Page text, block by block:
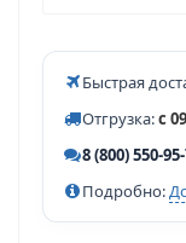
Быстрая
Отгрузка:с
8 (800) 550-
Подробно: